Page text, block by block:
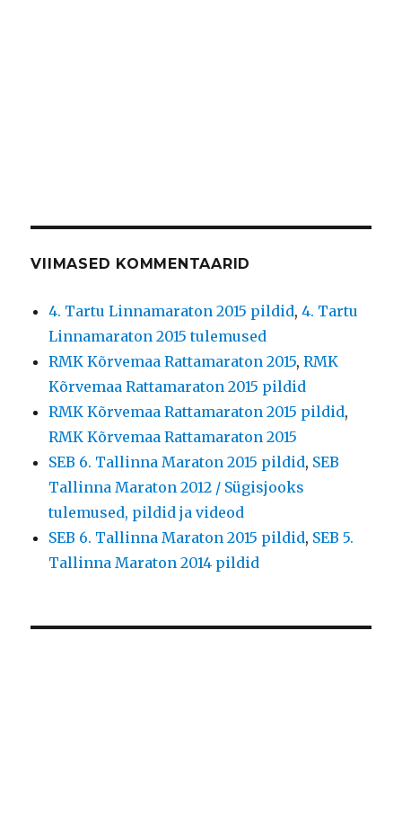
VIIMASED KOMMENTAARID
4. Tartu Linnamaraton 2015 pildid,4. Tartu
Linnamaraton 2015 tulemused
RMK Kõrvemaa Rattamaraton 2015,RMK
Kõrvemaa Rattamaraton 2015 pildid
RMK Kõrvemaa Rattamaraton 2015 pildid,
RMK Kõrvemaa Rattamaraton 2015
SEB 6. Tallinna Maraton 2015 pildid, SEB
Tallinna Maraton 2012 / Sügisjooks
tulemused, pildid ja videod
SEB 6. Tallinna Maraton 2015 pildid, SEB 5.
Tallinna Maraton 2014 pildid